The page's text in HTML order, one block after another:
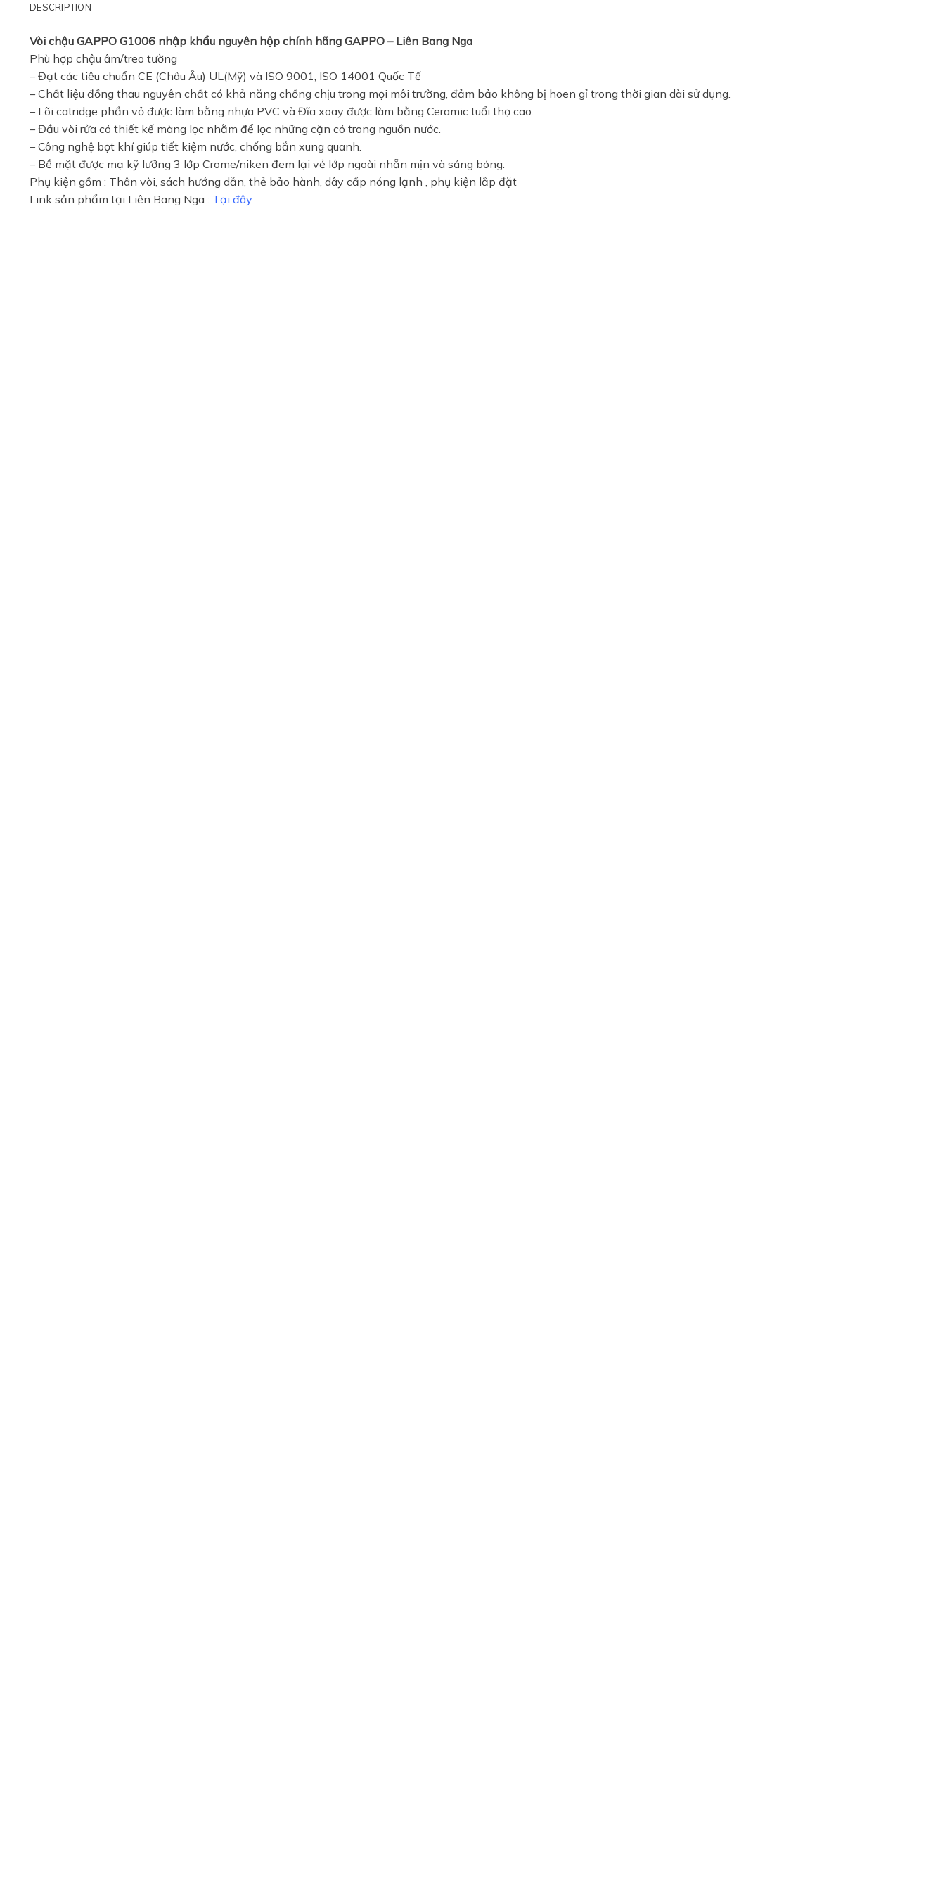
DESCRIPTION
Vòi chậu GAPPO G1006 nhập khẩu nguyên hộp chính hãng GAPPO – Liên Bang Nga
Phù hợp chậu âm/treo tường
– Đạt các tiêu chuẩn CE (Châu Âu) UL(Mỹ) và ISO 9001, ISO 14001 Quốc Tế
– Chất liệu đồng thau nguyên chất có khả năng chống chịu trong mọi môi trường, đảm bảo không bị hoen gỉ trong thời gian dài sử dụng.
– Lõi catridge phần vỏ được làm bằng nhựa PVC và Đĩa xoay được làm bằng Ceramic tuổi thọ cao.
– Đầu vòi rửa có thiết kế màng lọc nhằm để lọc những cặn có trong nguồn nước.
– Công nghệ bọt khí giúp tiết kiệm nước, chống bắn xung quanh.
– Bề mặt được mạ kỹ lưỡng 3 lớp Crome/niken đem lại vẻ lớp ngoài nhẵn mịn và sáng bóng.
Phụ kiện gồm : Thân vòi, sách hướng dẫn, thẻ bảo hành, dây cấp nóng lạnh , phụ kiện lắp đặt
Link sản phẩm tại Liên Bang Nga : Tại đây